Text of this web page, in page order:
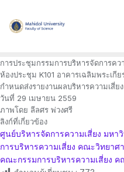
content
การประชุมกรรมการบริหารจัดการค
ห้องประชุม K101 อาคารเฉลิมพระเ
กำหนดส่งรายงานผลบริหารความเสี่
วันที่ 29 เมษายน 2559
ภาพโดย ลีลศร พ่วงศรี
ลิงก์ที่เกี่ยวข้อง
ศูนย์บริหารจัดการความเสี่ยง มหา
การบริหารความเสี่ยง คณะวิทยา
คณะกรรมการบริหารความเสี่ยง